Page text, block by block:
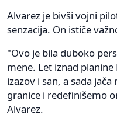
Alvarez je bivši vojni
senzacija. On ističe
"Ovo je bila duboko
mene. Let iznad
izazov i san, a sada
granice i redefinišemo
Alvarez.